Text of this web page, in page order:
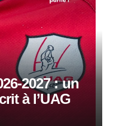
2027 : un
à l’UAG